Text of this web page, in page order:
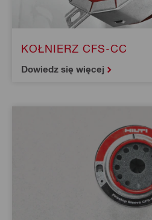
KOŁNIERZ CFS-CC
Dowiedz się więcej